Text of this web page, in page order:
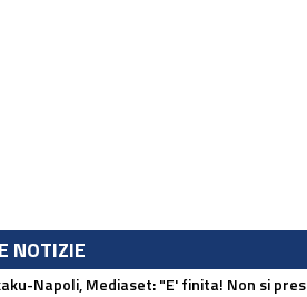
NOTIZIE
Napoli, Mediaset: "E' finita! Non si